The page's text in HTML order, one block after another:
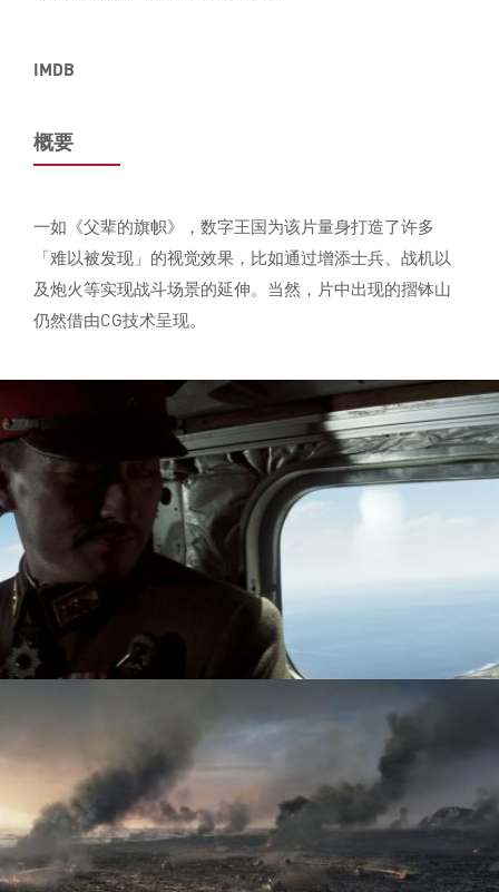
IMDB
概要
一如《父辈的旗帜》，数字王国为该片量身打造了许多
「难以被发现」的视觉效果，比如通过增添士兵、战机以
及炮火等实现战斗场景的延伸。当然，片中出现的摺钵山
仍然借由CG技术呈现。